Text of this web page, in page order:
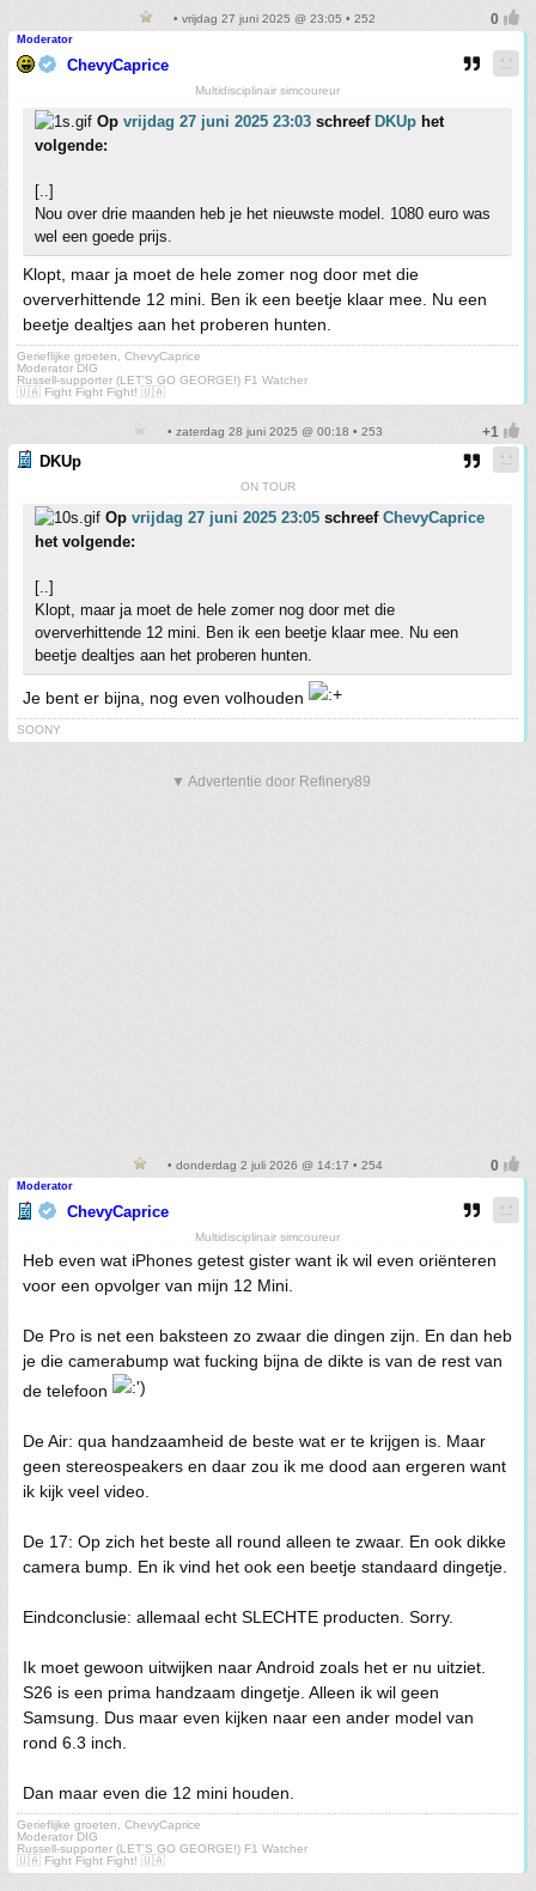
• vrijdag 27 juni 2025 @ 23:05 • 252
Moderator
ChevyCaprice
Multidisciplinair simcoureur
Op vrijdag 27 juni 2025 23:03 schreef DKUp het
volgende:
[..]
Nou over drie maanden heb je het nieuwste model. 1080 euro was
wel een goede prijs.
Klopt, maar ja moet de hele zomer nog door met die
oververhittende 12 mini. Ben ik een beetje klaar mee. Nu een
beetje dealtjes aan het proberen hunten.
Gerieflijke groeten, ChevyCaprice
Moderator DIG
Russell-supporter (LET'S GO GEORGE!) F1 Watcher
🇺🇦 Fight Fight Fight! 🇺🇦
• zaterdag 28 juni 2025 @ 00:18 • 253
DKUp
ON TOUR
Op vrijdag 27 juni 2025 23:05 schreef ChevyCaprice
het volgende:
[..]
Klopt, maar ja moet de hele zomer nog door met die
oververhittende 12 mini. Ben ik een beetje klaar mee. Nu een
beetje dealtjes aan het proberen hunten.
Je bent er bijna, nog even volhouden
SOONY
▼ Advertentie door Refinery89
• donderdag 2 juli 2026 @ 14:17 • 254
Moderator
ChevyCaprice
Multidisciplinair simcoureur
Heb even wat iPhones getest gister want ik wil even oriënteren
voor een opvolger van mijn 12 Mini.
De Pro is net een baksteen zo zwaar die dingen zijn. En dan heb
je die camerabump wat fucking bijna de dikte is van de rest van
de telefoon
De Air: qua handzaamheid de beste wat er te krijgen is. Maar
geen stereospeakers en daar zou ik me dood aan ergeren want
ik kijk veel video.
De 17: Op zich het beste all round alleen te zwaar. En ook dikke
camera bump. En ik vind het ook een beetje standaard dingetje.
Eindconclusie: allemaal echt SLECHTE producten. Sorry.
Ik moet gewoon uitwijken naar Android zoals het er nu uitziet.
S26 is een prima handzaam dingetje. Alleen ik wil geen
Samsung. Dus maar even kijken naar een ander model van
rond 6.3 inch.
Dan maar even die 12 mini houden.
Gerieflijke groeten, ChevyCaprice
Moderator DIG
Russell-supporter (LET'S GO GEORGE!) F1 Watcher
🇺🇦 Fight Fight Fight! 🇺🇦